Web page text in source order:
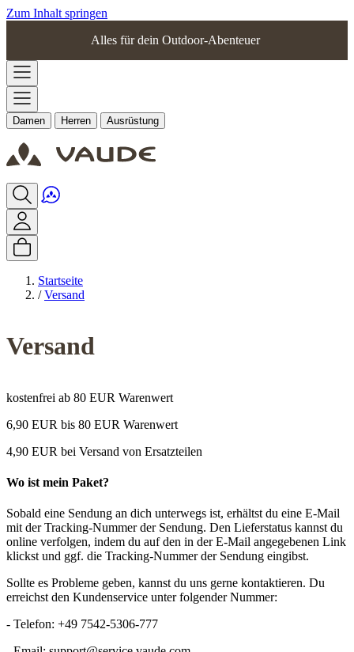
Zum Inhalt springen
Alles für dein Outdoor-Abenteuer
Damen Herren Ausrüstung
Startseite
/ Versand
Versand
kostenfrei ab 80 EUR Warenwert
6,90 EUR bis 80 EUR Warenwert
4,90 EUR bei Versand von Ersatzteilen
Wo ist mein Paket?
Sobald eine Sendung an dich unterwegs ist, erhältst du eine E-Mail
mit der Tracking-Nummer der Sendung. Den Lieferstatus kannst du
online verfolgen, indem du auf den in der E-Mail angegebenen Link
klickst und ggf. die Tracking-Nummer der Sendung eingibst.
Sollte es Probleme geben, kannst du uns gerne kontaktieren. Du
erreichst den Kundenservice unter folgender Nummer:
- Telefon: +49 7542-5306-777